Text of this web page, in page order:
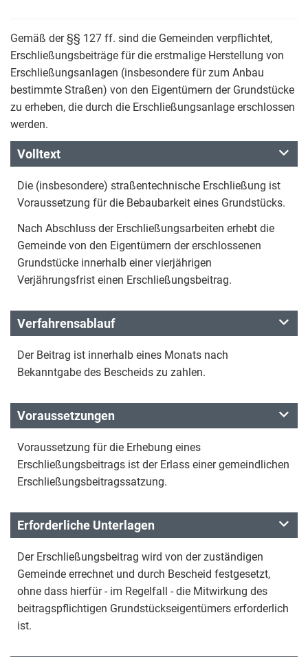
Gemäß der §§ 127 ff. sind die Gemeinden verpflichtet,
Erschließungsbeiträge für die erstmalige Herstellung von
Erschließungsanlagen (insbesondere für zum Anbau
bestimmte Straßen) von den Eigentümern der Grundstücke
zu erheben, die durch die Erschließungsanlage erschlossen
werden.
Volltext
Die (insbesondere) straßentechnische Erschließung ist
Voraussetzung für die Bebaubarkeit eines Grundstücks.
Nach Abschluss der Erschließungsarbeiten erhebt die
Gemeinde von den Eigentümern der erschlossenen
Grundstücke innerhalb einer vierjährigen
Verjährungsfrist einen Erschließungsbeitrag.
Verfahrensablauf
Der Beitrag ist innerhalb eines Monats nach
Bekanntgabe des Bescheids zu zahlen.
Voraussetzungen
Voraussetzung für die Erhebung eines
Erschließungsbeitrags ist der Erlass einer gemeindlichen
Erschließungsbeitragssatzung.
Erforderliche Unterlagen
Der Erschließungsbeitrag wird von der zuständigen
Gemeinde errechnet und durch Bescheid festgesetzt,
ohne dass hierfür - im Regelfall - die Mitwirkung des
beitragspflichtigen Grundstückseigentümers erforderlich
ist.